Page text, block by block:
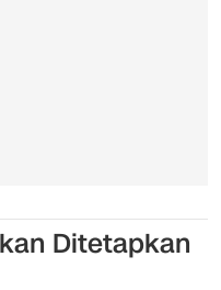
Ditetapkan